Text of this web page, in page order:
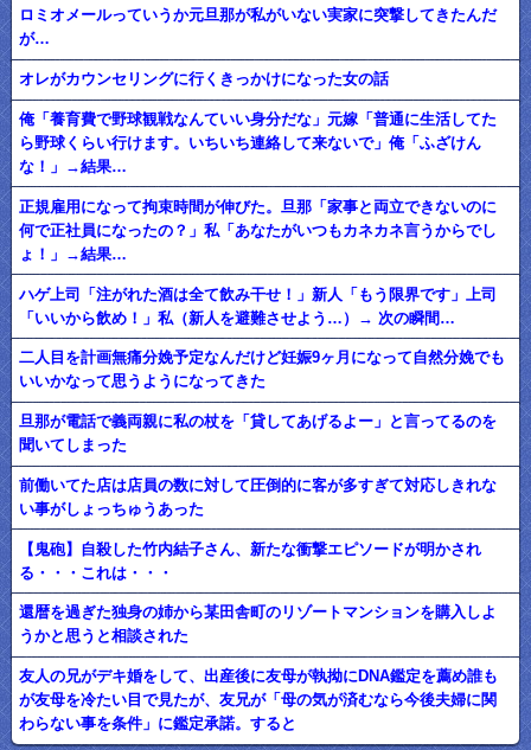
ロミオメールっていうか元旦那が私がいない実家に突撃してきたんだ
が…
オレがカウンセリングに行くきっかけになった女の話
俺「養育費で野球観戦なんていい身分だな」元嫁「普通に生活してた
ら野球くらい行けます。いちいち連絡して来ないで」俺「ふざけん
な！」→結果…
正規雇用になって拘束時間が伸びた。旦那「家事と両立できないのに
何で正社員になったの？」私「あなたがいつもカネカネ言うからでし
ょ！」→結果…
ハゲ上司「注がれた酒は全て飲み干せ！」新人「もう限界です」上司
「いいから飲め！」私（新人を避難させよう…）→ 次の瞬間…
二人目を計画無痛分娩予定なんだけど妊娠9ヶ月になって自然分娩でも
いいかなって思うようになってきた
旦那が電話で義両親に私の杖を「貸してあげるよー」と言ってるのを
聞いてしまった
前働いてた店は店員の数に対して圧倒的に客が多すぎて対応しきれな
い事がしょっちゅうあった
【鬼砲】自殺した竹内結子さん、新たな衝撃エピソードが明かされ
る・・・これは・・・
還暦を過ぎた独身の姉から某田舎町のリゾートマンションを購入しよ
うかと思うと相談された
友人の兄がデキ婚をして、出産後に友母が執拗にDNA鑑定を薦め誰も
が友母を冷たい目で見たが、友兄が「母の気が済むなら今後夫婦に関
わらない事を条件」に鑑定承諾。すると